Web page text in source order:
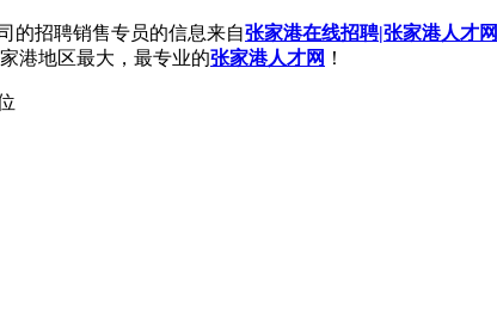
的招聘销售专员的信息来自张家港在线招聘|张家港人才网
港地区最大，最专业的张家港人才网 ！